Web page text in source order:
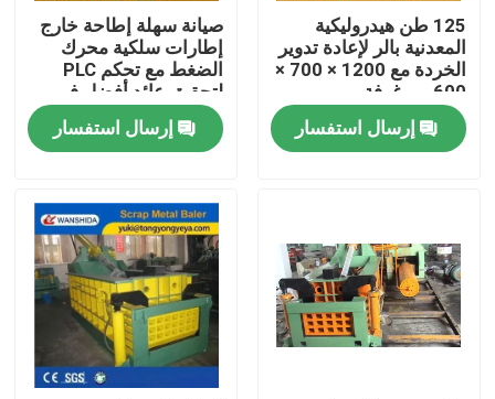
المنزل
حولنا
125 طن هيدروليكية
المعدنية بالر لإعادة تدوير
الخردة مع 1200 × 700 ×
600 مم غرفة
إرسال استفسار
صيانة سهلة إطاحة خارج
إطارات سلكية محرك
الضغط مع تحكم PLC
لتحقيق عائد أفضل في
عمليات إعادة تدوير
الإطاراتإرسال استفسار